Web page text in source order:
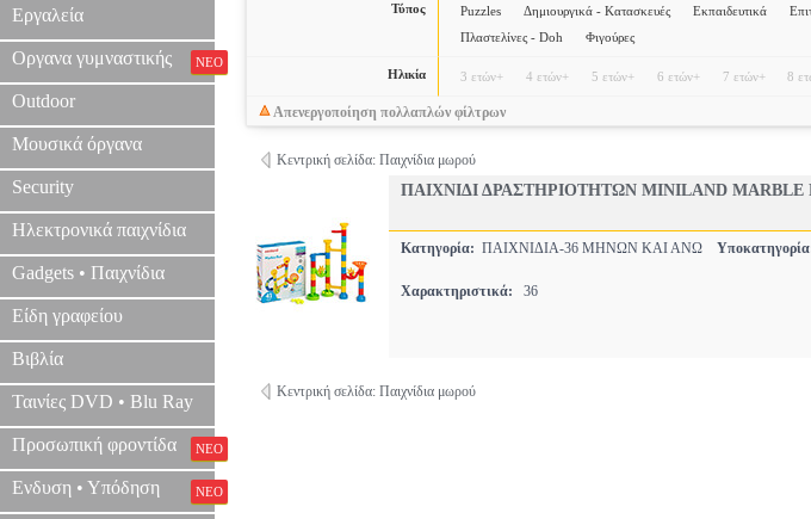
Εργαλεία
Οργανα γυμναστικής ΝΕΟ
Outdoor
Μουσικά όργανα
Security
Ηλεκτρονικά παιχνίδια
Gadgets • Παιχνίδια
Είδη γραφείου
Βιβλία
Ταινίες DVD • Blu Ray
Προσωπική φροντίδα ΝΕΟ
Ενδυση • Υπόδηση ΝΕΟ
Τύπος Puzzles Δημιουργικά - Κατασκευές Εκπαιδευτικά
Πλαστελίνες - Doh
Φιγούρες
Ηλικία 3 ετών+ 4 ετών+ 5 ετών+ 6 ετών+ 7 ετών+ 8
Απενεργοποίηση πολλαπλών φίλτρων
Κεντρική σελίδα: Παιχνίδια μωρού
ΠΑΙΧΝΙΔΙ ΔΡΑΣΤΗΡΙΟΤΗΤΩΝ MINILAND MARBLE
Κατηγορία: ΠΑΙΧΝΙΔΙΑ-36 ΜΗΝΩΝ ΚΑΙ ΑΝΩ
Χαρακτηριστικά: 36
Κεντρική σελίδα: Παιχνίδια μωρού